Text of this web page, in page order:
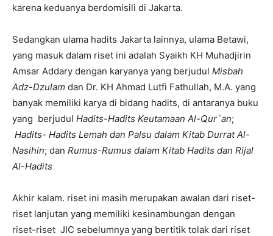
karena keduanya berdomisili di Jakarta.
Sedangkan ulama hadits Jakarta lainnya, ulama Betawi,
yang masuk dalam riset ini adalah Syaikh KH Muhadjirin
Amsar Addary dengan karyanya yang berjudul Misbah
Adz-Dzulam dan Dr. KH Ahmad Lutfi Fathullah, M.A. yang
banyak memiliki karya di bidang hadits, di antaranya buku
yang berjudul Hadits-Hadits Keutamaan Al-Qur`an;
Hadits- Hadits Lemah dan Palsu dalam Kitab Durrat Al-
Nasihin; dan Rumus-Rumus dalam Kitab Hadits dan Rijal
Al-Hadits
Akhir kalam. riset ini masih merupakan awalan dari riset-
riset lanjutan yang memiliki kesinambungan dengan
riset-riset JIC sebelumnya yang bertitik tolak dari riset